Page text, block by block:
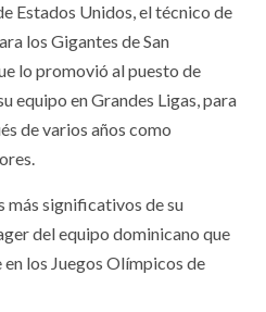
Estados Unidos, el técnico de
los Gigantes de San
lo promovió al puesto de
equipo en Grandes Ligas, para
de varios años como
más significativos de su
del equipo dominicano que
los Juegos Olímpicos de